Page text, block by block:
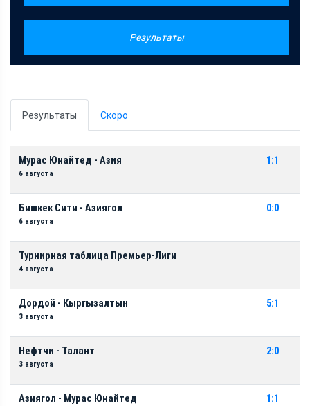
Результаты
Результаты Скоро
Мурас Юнайтед - Азия
6 августа
1:1
Бишкек Сити - Азиягол
6 августа
0:0
Турнирная таблица Премьер-Лиги
4 августа
Дордой - Кыргызалтын
3 августа
5:1
Нефтчи - Талант
3 августа
2:0
Азиягол - Мурас Юнайтед 1:1